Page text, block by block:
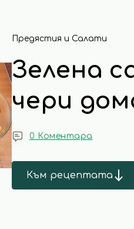
Предястия и Салати
Зелена
чери
0 Коментара
Към рецептата